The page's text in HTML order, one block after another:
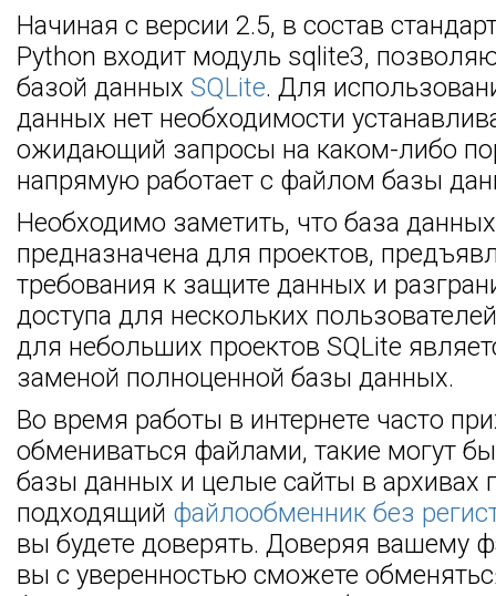
Начиная с версии 2.5, в состав
Python входит модуль sqlite3,
базой данных SQLite. Для
данных нет необходимости
ожидающий запросы на каком-либо
напрямую работает с файлом базы
Необходимо заметить, что база
предназначена для проектов,
требования к защите данных и
доступа для нескольких
для небольших проектов SQLite
заменой полноценной базы данных.
Во время работы в интернете часто
обмениваться файлами, такие могут
базы данных и целые сайты в архивах
подходящий файлообменник без
вы будете доверять. Доверяя вашему
вы с уверенностью сможете